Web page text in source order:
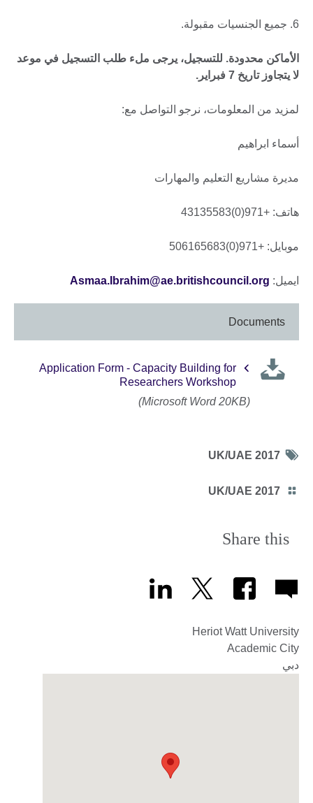
6. جميع الجنسيات مقبولة.
الأماكن محدودة. للتسجيل، يرجى ملء طلب التسجيل في موعد
لا يتجاوز تاريخ 7 فبراير.
لمزيد من المعلومات، نرجو التواصل مع:
أسماء ابراهيم
مديرة مشاريع التعليم والمهارات
هاتف: +971(0)43135583
موبايل: +971(0)506165683
ايميل: Asmaa.Ibrahim@ae.britishcouncil.org
Documents
Application Form - Capacity Building for
Researchers Workshop
(Microsoft Word 20KB)
Tag
UK/UAE 2017
Category
UK/UAE 2017
Share this
Heriot Watt University
Academic City
دبي‎‎